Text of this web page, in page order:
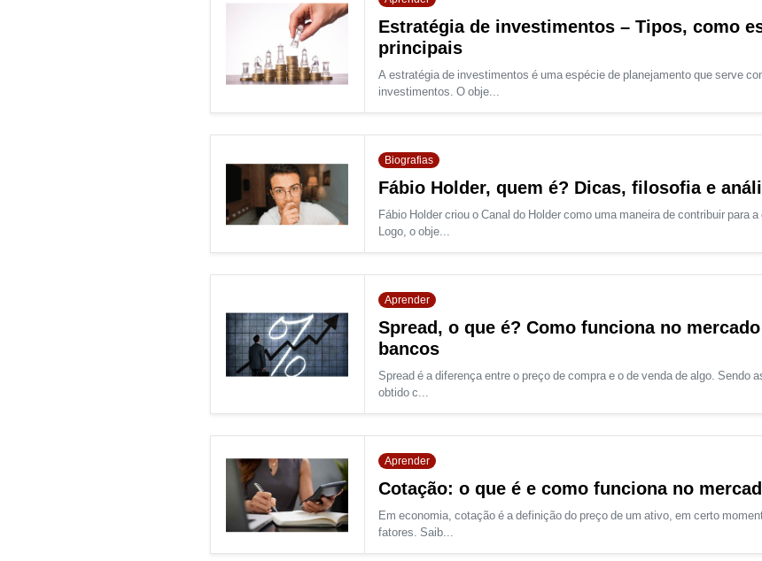
Estratégia de investimentos – Tipos, como
principais
A estratégia de investimentos é uma espécie de planejamento que serve
investimentos. O obje...
Biografias
Fábio Holder, quem é? Dicas, filosofia e
Fábio Holder criou o Canal do Holder como uma maneira de contribuir para
Logo, o obje...
Aprender
Spread, o que é? Como funciona no
bancos
Spread é a diferença entre o preço de compra e o de venda de algo. Sendo
obtido c...
Aprender
Cotação: o que é e como funciona no
Em economia, cotação é a definição do preço de um ativo, em certo
fatores. Saib...